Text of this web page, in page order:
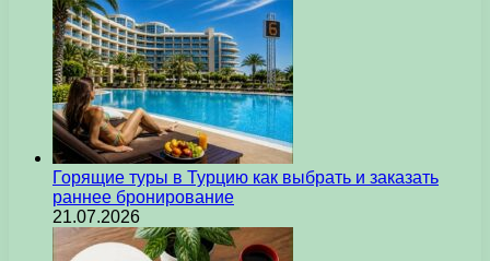
Горящие туры в Турцию как выбрать и заказать
раннее бронирование
21.07.2026